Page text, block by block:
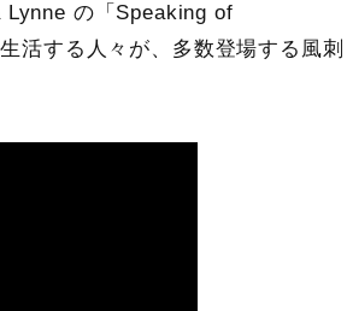
Lynne の「Speaking of
活する人々が、多数登場する風刺